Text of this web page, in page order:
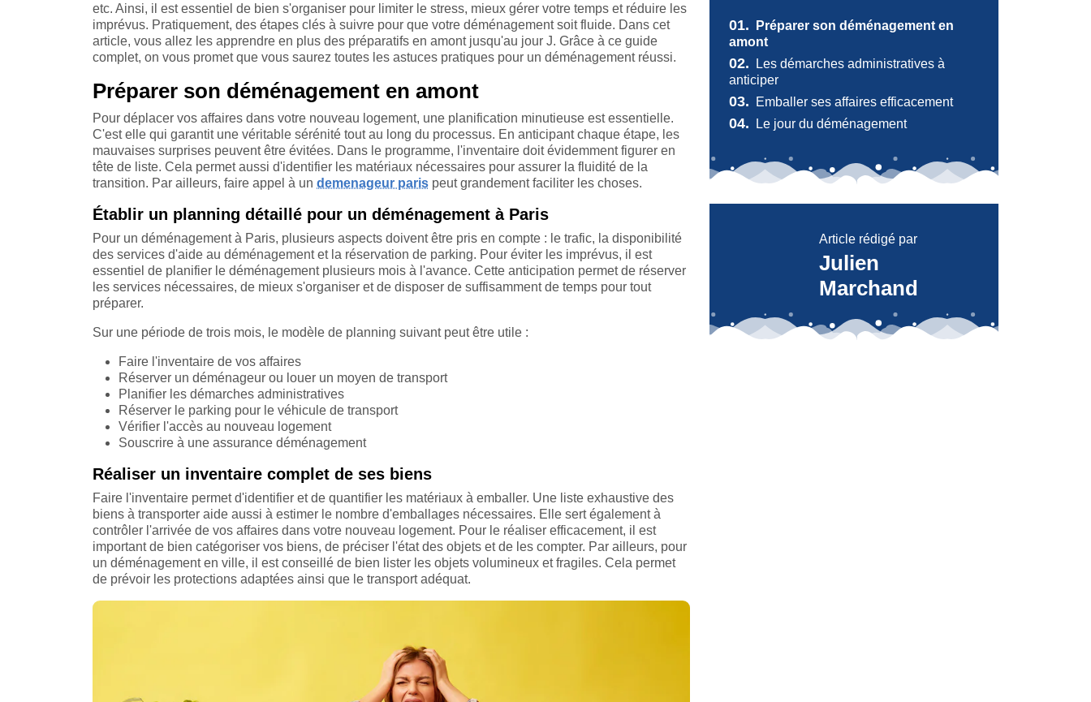
etc. Ainsi, il est essentiel de bien s'organiser pour limiter le stress, mieux gérer votre temps et réduire les
imprévus. Pratiquement, des étapes clés à suivre pour que votre déménagement soit fluide. Dans cet
article, vous allez les apprendre en plus des préparatifs en amont jusqu'au jour J. Grâce à ce guide
complet, on vous promet que vous saurez toutes les astuces pratiques pour un déménagement réussi.
Préparer son déménagement en amont
Pour déplacer vos affaires dans votre nouveau logement, une planification minutieuse est essentielle.
C'est elle qui garantit une véritable sérénité tout au long du processus. En anticipant chaque étape, les
mauvaises surprises peuvent être évitées. Dans le programme, l'inventaire doit évidemment figurer en
tête de liste. Cela permet aussi d'identifier les matériaux nécessaires pour assurer la fluidité de la
transition. Par ailleurs, faire appel à un demenageur paris peut grandement faciliter les choses.
Établir un planning détaillé pour un déménagement à Paris
Pour un déménagement à Paris, plusieurs aspects doivent être pris en compte : le trafic, la disponibilité
des services d'aide au déménagement et la réservation de parking. Pour éviter les imprévus, il est
essentiel de planifier le déménagement plusieurs mois à l'avance. Cette anticipation permet de réserver
les services nécessaires, de mieux s'organiser et de disposer de suffisamment de temps pour tout
préparer.
Sur une période de trois mois, le modèle de planning suivant peut être utile :
Faire l'inventaire de vos affaires
Réserver un déménageur ou louer un moyen de transport
Planifier les démarches administratives
Réserver le parking pour le véhicule de transport
Vérifier l'accès au nouveau logement
Souscrire à une assurance déménagement
Réaliser un inventaire complet de ses biens
Faire l'inventaire permet d'identifier et de quantifier les matériaux à emballer. Une liste exhaustive des
biens à transporter aide aussi à estimer le nombre d'emballages nécessaires. Elle sert également à
contrôler l'arrivée de vos affaires dans votre nouveau logement. Pour le réaliser efficacement, il est
important de bien catégoriser vos biens, de préciser l'état des objets et de les compter. Par ailleurs, pour
un déménagement en ville, il est conseillé de bien lister les objets volumineux et fragiles. Cela permet
de prévoir les protections adaptées ainsi que le transport adéquat.
01.
Préparer son déménagement en
amont
02.
Les démarches administratives à
anticiper
03. Emballer ses affaires efficacement
04. Le jour du déménagement
Article rédigé par
Julien
Marchand